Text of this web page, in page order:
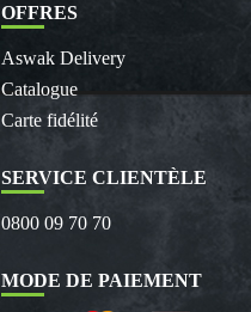
OFFRES
Aswak Delivery
Catalogue
Carte fidélité
SERVICE CLIENTÈLE
0800 09 70 70
MODE DE PAIEMENT